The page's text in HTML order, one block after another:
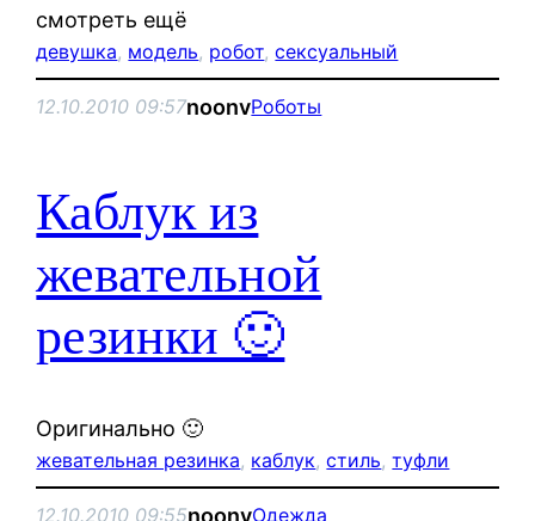
смотреть ещё
девушка, модель, робот, сексуальный
12.10.2010 09:57noonvРоботы
Каблук из
жевательной
резинки 🙂
Оригинально 🙂
жевательная резинка, каблук, стиль, туфли
12.10.2010 09:55noonvОдежда